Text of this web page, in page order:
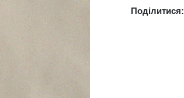
Поділитися: